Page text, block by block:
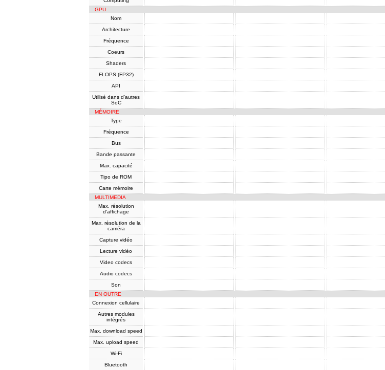
GPU
Nom
Architecture
Fréquence
Coeurs
Shaders
FLOPS (FP32)
API
Utilisé dans d'autres
SoC
MÉMOIRE
Type
Fréquence
Bus
Bande passante
Max. capacité
Tipo de ROM
Carte mémoire
MULTIMEDIA
Max. résolution
d'affichage
Max. résolution de la
caméra
Capture vidéo
Lecture vidéo
Video codecs
Audio codecs
Son
EN OUTRE
Connexion cellulaire
Autres modules
intégrés
Max. download speed
Max. upload speed
Wi-Fi
Bluetooth